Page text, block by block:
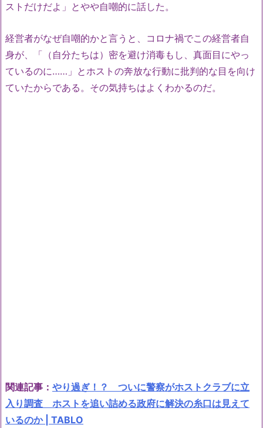
ストだけだよ」とやや自嘲的に話した。
経営者がなぜ自嘲的かと言うと、コロナ禍でこの経営者自
身が、「（自分たちは）密を避け消毒もし、真面目にやっ
ているのに……」とホストの奔放な行動に批判的な目を向け
ていたからである。その気持ちはよくわかるのだ。
関連記事： やり過ぎ！？ ついに警察がホストクラブに立
入り調査 ホストを追い詰める政府に解決の糸口は見えて
いるのか | TABLO